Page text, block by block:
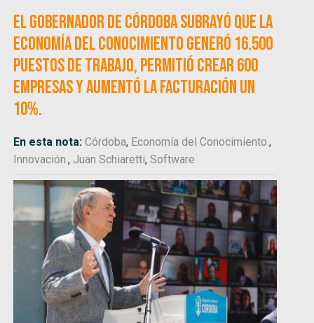
El gobernador de Córdoba subrayó que la
Economía del Conocimiento generó 16.500
puestos de trabajo, permitió crear 600
empresas y aumentó la facturación un
10%.
En esta nota:Córdoba, Economía del Conocimiento.,
Innovación., Juan Schiaretti,Software